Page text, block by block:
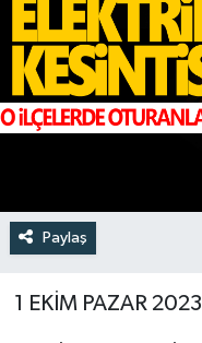
Paylaş
1 EKİM PAZAR 2023